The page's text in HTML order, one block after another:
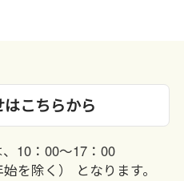
こちらから
10：00〜17：00
を除く） となります。